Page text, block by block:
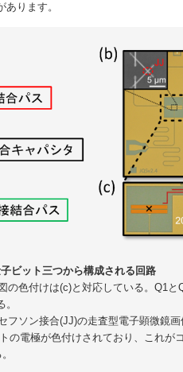
ります。
ビット三つから構成される回路
色付けは(c)と対応している。Q1と
ソン接合(JJ)の走査型電子顕微鏡画
の電極が色付けされており、これが